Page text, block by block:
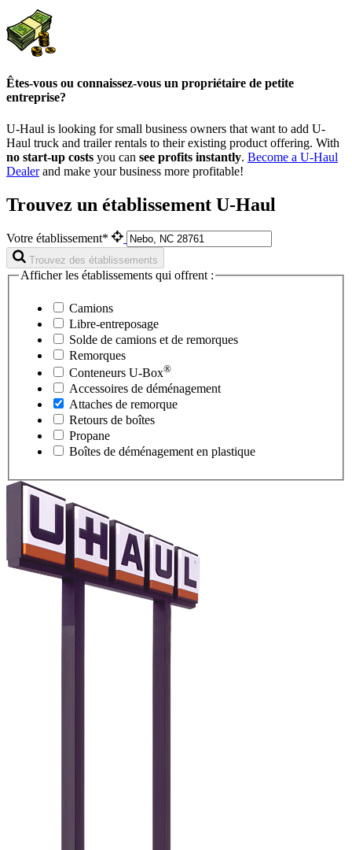
Êtes-vous ou connaissez-vous un propriétaire de petite
entreprise?
U-Haul is looking for small business owners that want to add U-
Haul truck and trailer rentals to their existing product offering. With
no start-up costs you can see profits instantly. Become a U-Haul
Dealerand make your business more profitable!
Trouvez un établissement U-Haul
Votre établissement*
Trouvez des établissements
Afficher les établissements qui offrent :
Camions
Libre-entreposage
Solde de camions et de remorques
Remorques
Conteneurs U-Box®
Accessoires de déménagement
Attaches de remorque
Retours de boîtes
Propane
Boîtes de déménagement en plastique